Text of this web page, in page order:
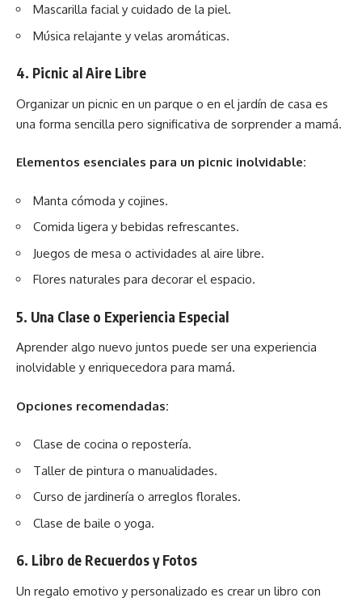
Mascarilla facial y cuidado de la piel.
Música relajante y velas aromáticas.
4. Picnic al Aire Libre
Organizar un picnic en un parque o en el jardín de casa es
una forma sencilla pero significativa de sorprender a mamá.
Elementos esenciales para un picnic inolvidable:
Manta cómoda y cojines.
Comida ligera y bebidas refrescantes.
Juegos de mesa o actividades al aire libre.
Flores naturales para decorar el espacio.
5. Una Clase o Experiencia Especial
Aprender algo nuevo juntos puede ser una experiencia
inolvidable y enriquecedora para mamá.
Opciones recomendadas:
Clase de cocina o repostería.
Taller de pintura o manualidades.
Curso de jardinería o arreglos florales.
Clase de baile o yoga.
6. Libro de Recuerdos y Fotos
Un regalo emotivo y personalizado es crear un libro con